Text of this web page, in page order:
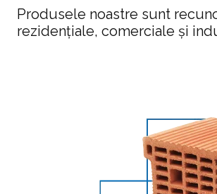
Produsele noastre sunt
rezidențiale, comerciale și